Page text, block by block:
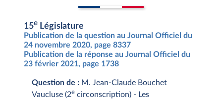
15e Législature
Publication de la question au Journal Officiel du
24 novembre 2020, page 8337
Publication de la réponse au Journal Officiel du
23 février 2021, page 1738
Question de : M. Jean-Claude Bouchet
Vaucluse (2e circonscription) - Les